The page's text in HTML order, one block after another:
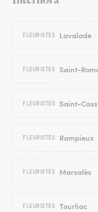
FLEURISTES Lavalade
FLEURISTES Saint-
FLEURISTES Saint-
FLEURISTES Rampieux
FLEURISTES Marsalès
FLEURISTES Tourliac